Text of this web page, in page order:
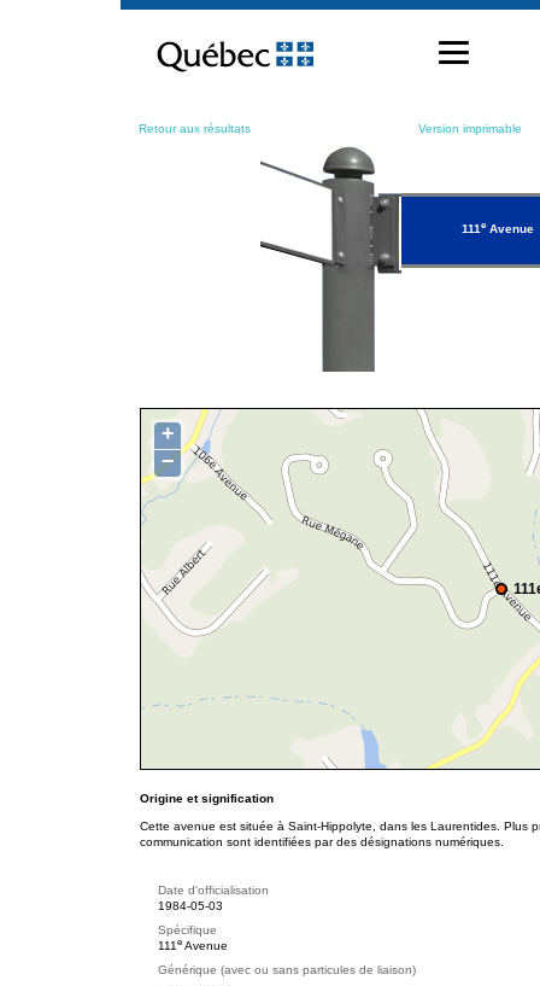
contenu
Retour aux résultats Version imprimable
111 eAvenue
+
−
Origine et signification
Cette avenue est située à Saint-Hippolyte, dans les Laurentides. Plus
communication sont identifiées par des désignations numériques.
Date d'officialisation
1984-05-03
Spécifique
111 e Avenue
Générique (avec ou sans particules de liaison)